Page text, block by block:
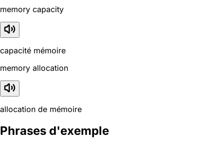
memory capacity
capacité mémoire
memory allocation
allocation de mémoire
Phrases d'exemple